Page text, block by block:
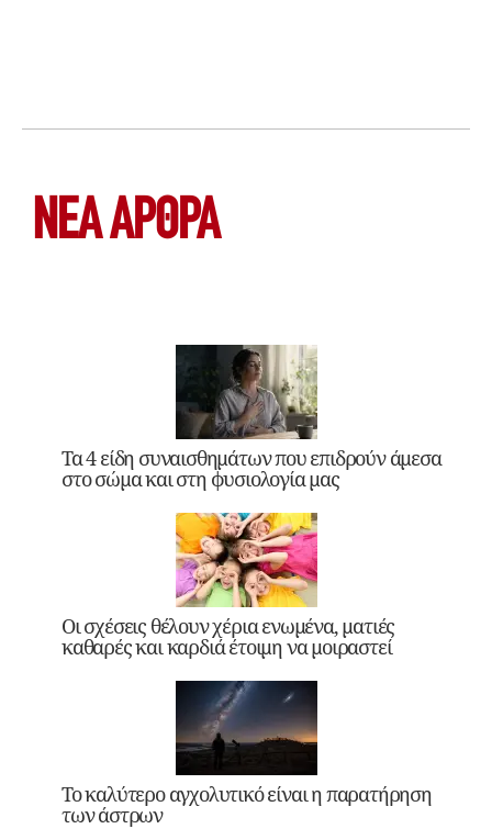
ΝΕΑ ΆΡΘΡΑ
Τα 4 είδη συναισθημάτων που επιδρούν άμεσα
στο σώμα και στη φυσιολογία μας
Οι σχέσεις θέλουν χέρια ενωμένα, ματιές
καθαρές και καρδιά έτοιμη να μοιραστεί
Το καλύτερο αγχολυτικό είναι η παρατήρηση
των άστρων